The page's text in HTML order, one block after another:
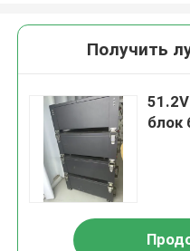
Получить
блок